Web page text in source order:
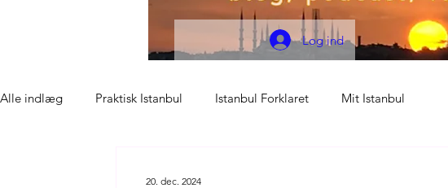
Log ind
Alle indlæg Praktisk Istanbul Istanbul Forklaret Mit Istanbul
20. dec. 2024